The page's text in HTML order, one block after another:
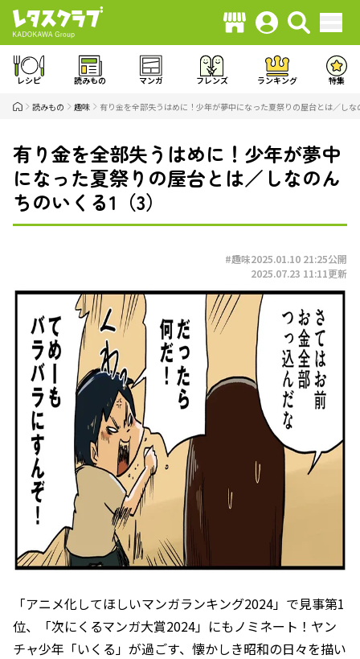
レシピ 読みもの マンガ フレンズ ランキング 特集
読みもの 趣味 有り金を全部失うはめに！少年が夢中になった夏祭りの屋台とは／し
有り金を全部失うはめに！少年が夢中
になった夏祭りの屋台とは／しなのん
ちのいくる1（3）
#趣味2025.01.10 21:25公開
2025.07.23 11:11更新
「アニメ化してほしいマンガランキング2024」で見事第1
位、「次にくるマンガ大賞2024」にもノミネート！ヤン
チャ少年「いくる」が過ごす、懐かしき昭和の日々を描い